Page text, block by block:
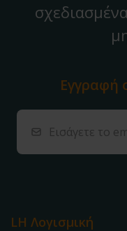
LH Λογισμική
Εγγραφή